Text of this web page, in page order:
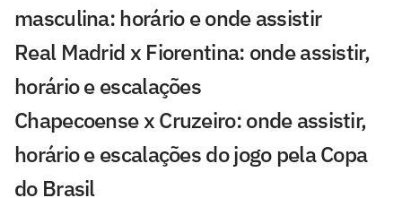
masculina: horário e onde assistir
Real Madrid x Fiorentina: onde assistir,
horário e escalações
Chapecoense x Cruzeiro: onde assistir,
horário e escalações do jogo pela Copa
do Brasil